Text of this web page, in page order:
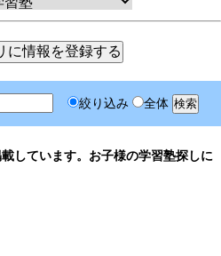
絞り込み 全体
しています。お子様の学習塾探しに